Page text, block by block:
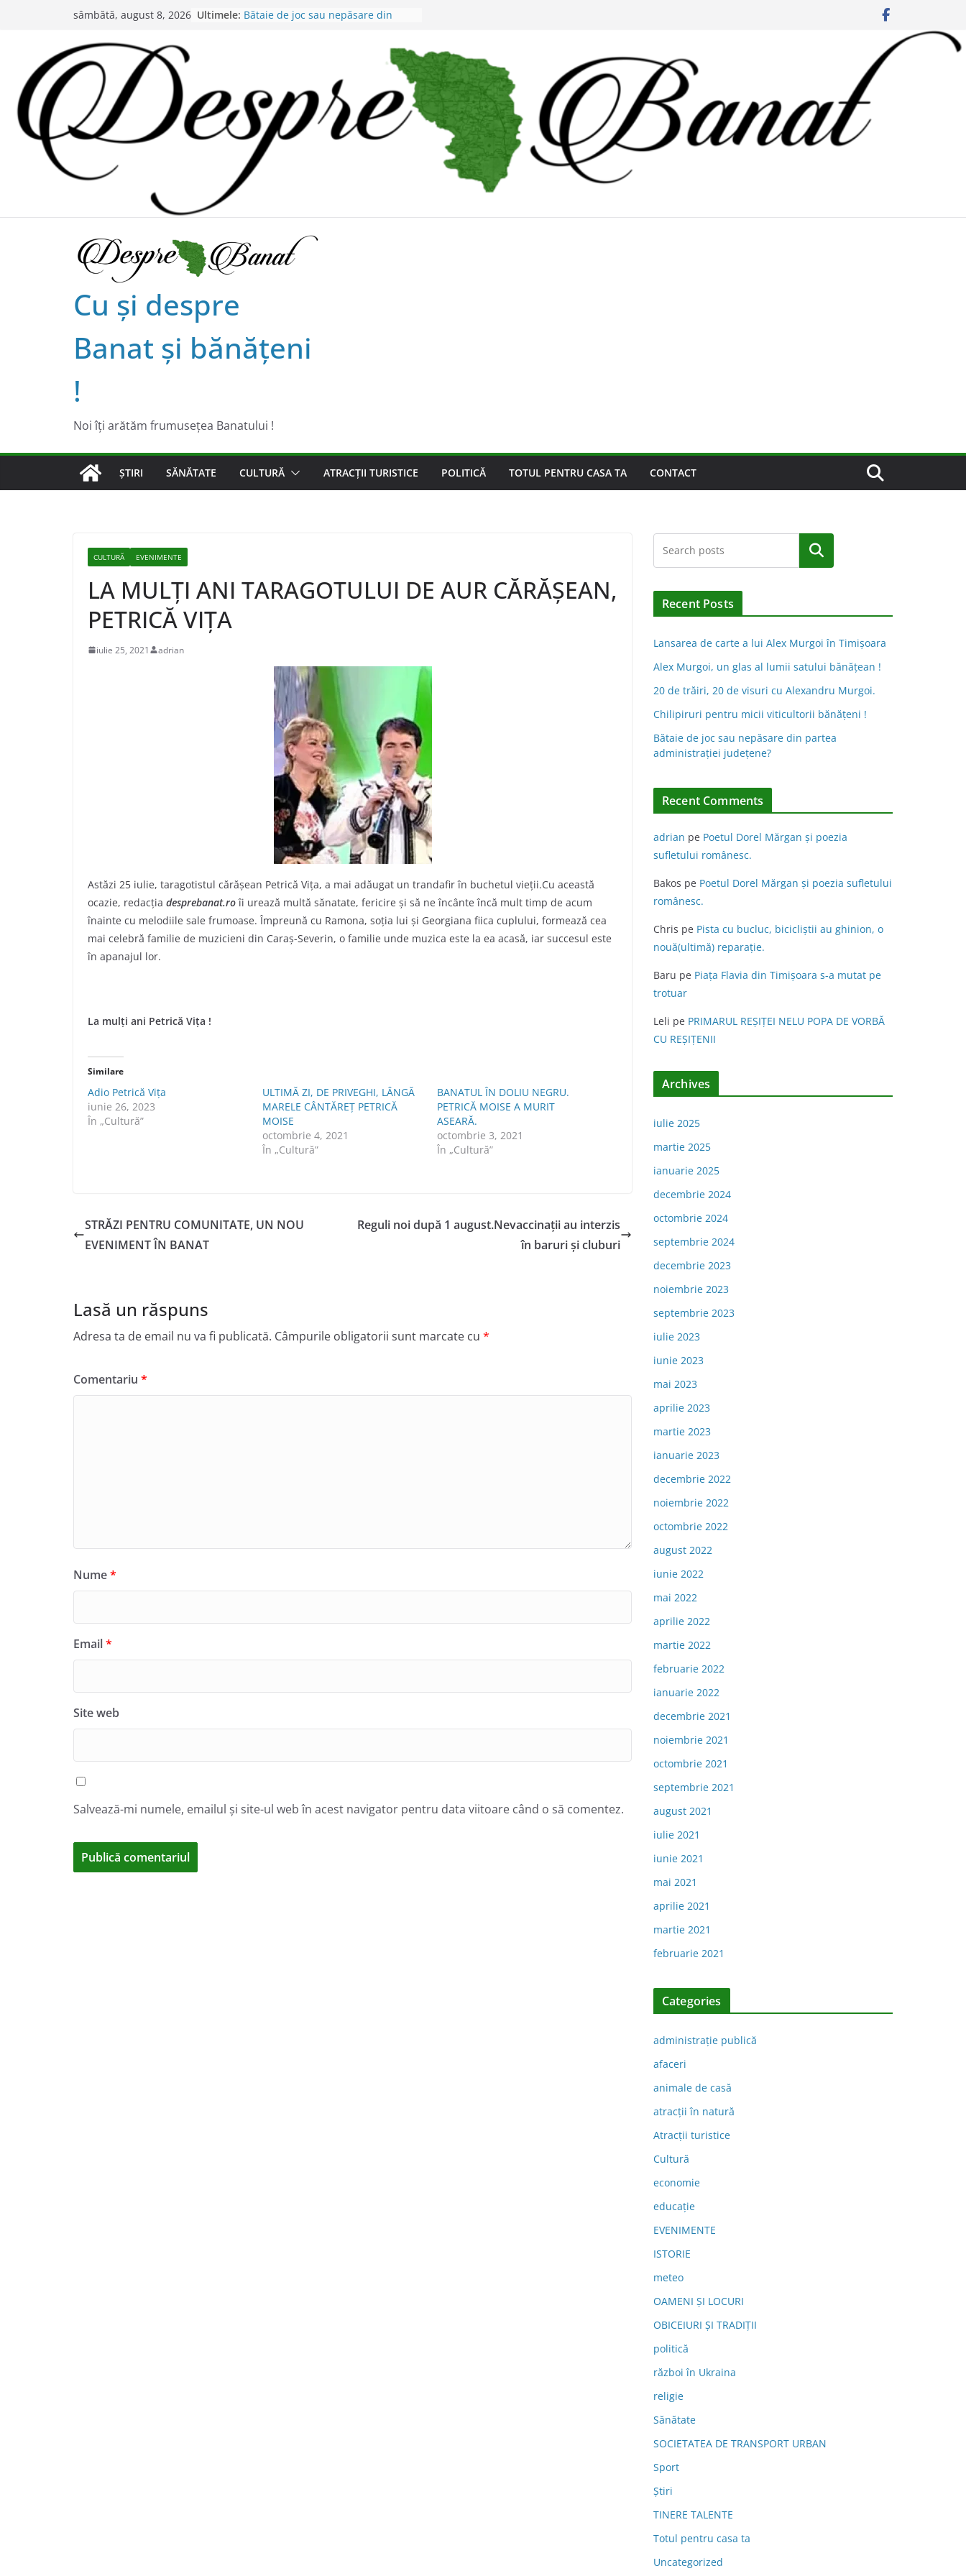
sâmbătă, august 8, 2026 Ultimele: Bătaie de joc sau nepăsare din
20 de trăiri, 20 de visuri cu
Alexandru Murgoi.
Chilipiruri pentru micii viticultorii
bănăţeni !
Cu şi despre
Banat şi bănăţeni
!
Noi îţi arătăm frumuseţea Banatului !
ȘTIRI SĂNĂTATE CULTURĂ ATRACȚII TURISTICE POLITICĂ TOTUL PENTRU CASA TA CONTACT
CULTURĂ EVENIMENTE
LA MULȚI ANI TARAGOTULUI DE AUR CĂRĂȘEAN,
PETRICĂ VIȚA
iulie 25, 2021 adrian
Astăzi 25 iulie, taragotistul cărășean Petrică Vița, a mai adăugat un trandafir în buchetul vieții.Cu această
ocazie, redacția desprebanat.roîi urează multă sănatate, fericire și să ne încânte încă mult timp de acum
înainte cu melodiile sale frumoase. Împreună cu Ramona, soția lui și Georgiana fiica cuplului, formează cea
mai celebră familie de muzicieni din Caraș-Severin, o familie unde muzica este la ea acasă, iar succesul este
în apanajul lor.
La mulți ani Petrică Vița !
Similare
Adio Petrică Vița
iunie 26, 2023
În „Cultură”
ULTIMĂ ZI, DE PRIVEGHI, LÂNGĂ
MARELE CÂNTĂREŢ PETRICĂ
MOISE
octombrie 4, 2021
În „Cultură”
BANATUL ÎN DOLIU NEGRU.
PETRICĂ MOISE A MURIT
ASEARĂ.
octombrie 3, 2021
În „Cultură”
STRĂZI PENTRU COMUNITATE, UN NOU
EVENIMENT ÎN BANAT
Reguli noi după 1 august.Nevaccinații au interzis
în baruri și cluburi
Lasă un răspuns
Adresa ta de email nu va fi publicată. Câmpurile obligatorii sunt marcate cu *
Comentariu *
Nume*
Email*
Site web
Salvează-mi numele, emailul și site-ul web în acest navigator pentru data viitoare când o să comentez.
Caută
Recent Posts
Lansarea de carte a lui Alex Murgoi în Timișoara
Alex Murgoi, un glas al lumii satului bănățean !
20 de trăiri, 20 de visuri cu Alexandru Murgoi.
Chilipiruri pentru micii viticultorii bănăţeni !
Bătaie de joc sau nepăsare din partea
administraţiei judeţene?
Recent Comments
adrian pe Poetul Dorel Mărgan şi poezia
sufletului românesc.
Bakos pe Poetul Dorel Mărgan şi poezia sufletului
românesc.
Chris pe Pista cu bucluc, bicicliștii au ghinion, o
nouă(ultimă) reparație.
Baru pe Piața Flavia din Timişoara s-a mutat pe
trotuar
Leli pe PRIMARUL REŞIŢEI NELU POPA DE VORBĂ
CU REŞIŢENII
Archives
iulie 2025
martie 2025
ianuarie 2025
decembrie 2024
octombrie 2024
septembrie 2024
decembrie 2023
noiembrie 2023
septembrie 2023
iulie 2023
iunie 2023
mai 2023
aprilie 2023
martie 2023
ianuarie 2023
decembrie 2022
noiembrie 2022
octombrie 2022
august 2022
iunie 2022
mai 2022
aprilie 2022
martie 2022
februarie 2022
ianuarie 2022
decembrie 2021
noiembrie 2021
octombrie 2021
septembrie 2021
august 2021
iulie 2021
iunie 2021
mai 2021
aprilie 2021
martie 2021
februarie 2021
Categories
administraţie publică
afaceri
animale de casă
atracții în natură
Atracții turistice
Cultură
economie
educație
EVENIMENTE
ISTORIE
meteo
OAMENI ȘI LOCURI
OBICEIURI ȘI TRADIȚII
politică
război în Ukraina
religie
Sănătate
SOCIETATEA DE TRANSPORT URBAN
Sport
Știri
TINERE TALENTE
Totul pentru casa ta
Uncategorized